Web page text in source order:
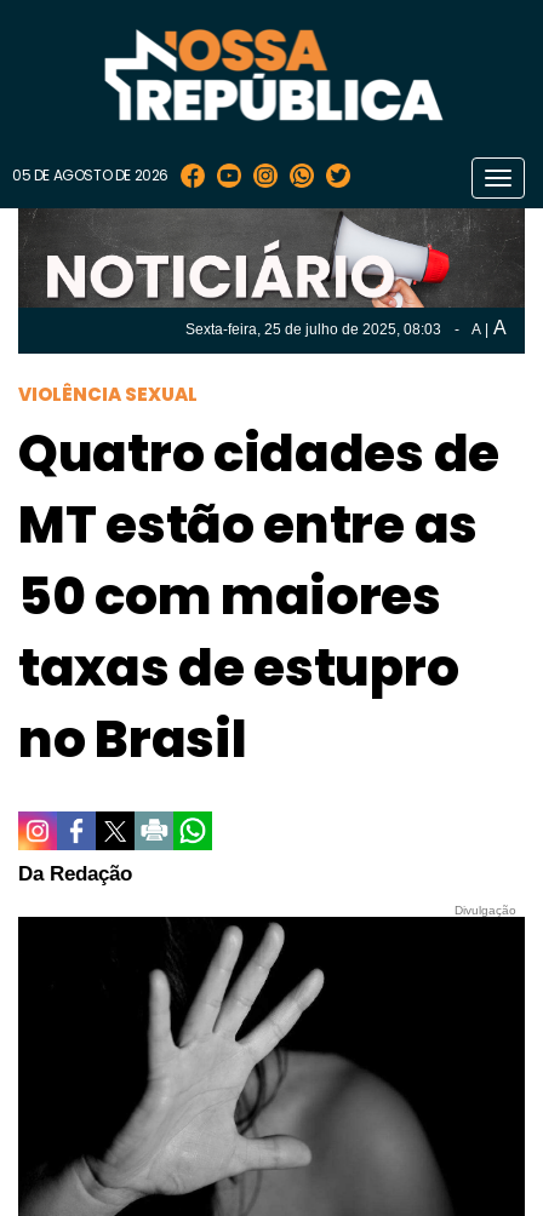
05 DE AGOSTO DE 2026
Sexta-feira, 25 de julho de 2025, 08:03 - A A
VIOLÊNCIA SEXUAL
Quatro cidades de
MT estão entre as
50 com maiores
taxas de estupro
no Brasil
Da Redação
Divulgação